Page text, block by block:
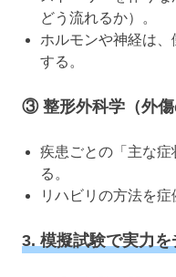
どう流れるか）。
ホルモンや神経は
する。
③ 整形外科学（外傷
疾患ごとの「主な
る。
リハビリの方法を症
3. 模擬試験で実力を